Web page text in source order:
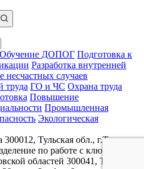
Обучение ДОПОГ Подготовка к
Разработка внутренней
несчастных случаев
труда ГО и ЧС Охрана труда
Повышение
Промышленная
Экологическая
300012, Тульская обл., г.Тула,
по работе с ключевыми
областей 300041, Тульская